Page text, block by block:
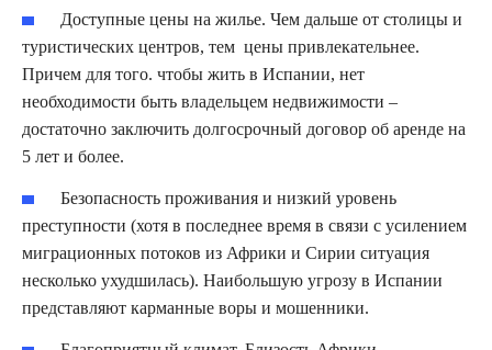
Доступные цены на жилье. Чем дальше от столицы и
туристических центров, тем цены привлекательнее.
Причем для того. чтобы жить в Испании, нет
необходимости быть владельцем недвижимости –
достаточно заключить долгосрочный договор об аренде на
5 лет и более.
Безопасность проживания и низкий уровень
преступности (хотя в последнее время в связи с усилением
миграционных потоков из Африки и Сирии ситуация
несколько ухудшилась). Наибольшую угрозу в Испании
представляют карманные воры и мошенники.